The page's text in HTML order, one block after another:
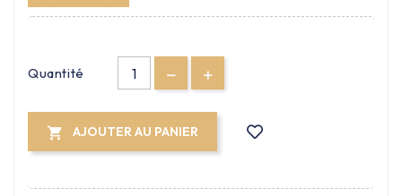
Quantité
 AJOUTER AU PANIER